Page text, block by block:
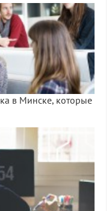
в Минске, которые